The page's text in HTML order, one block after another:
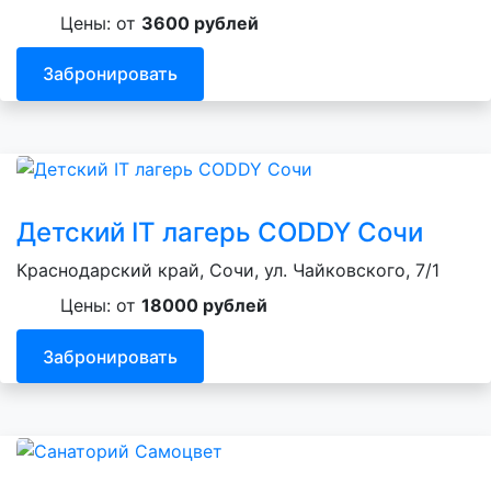
Цены: от 3600 рублей
Забронировать
Детский IT лагерь CODDY Сочи
Краснодарский край, Сочи, ул. Чайковского, 7/1
Цены: от 18000 рублей
Забронировать